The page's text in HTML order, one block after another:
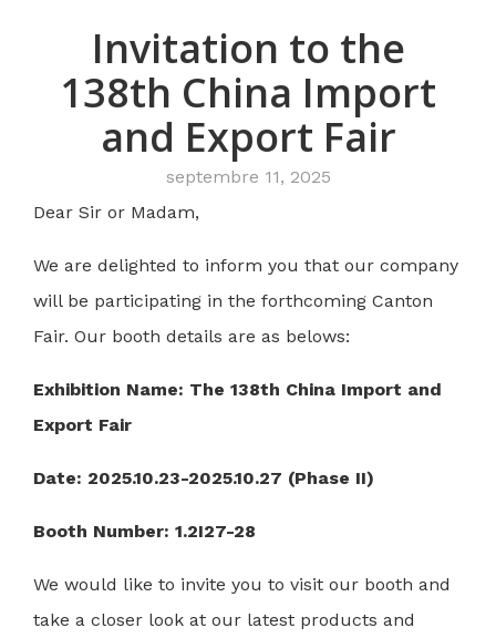
Invitation to the
138th China Import
and Export Fair
septembre 11, 2025
Dear Sir or Madam,
We are delighted to inform you that our company
will be participating in the forthcoming Canton
Fair. Our booth details are as belows:
Exhibition Name: The 138th China Import and
Export Fair
Date: 2025.10.23-2025.10.27 (Phase II)
Booth Number: 1.2I27-28
We would like to invite you to visit our booth and
take a closer look at our latest products and